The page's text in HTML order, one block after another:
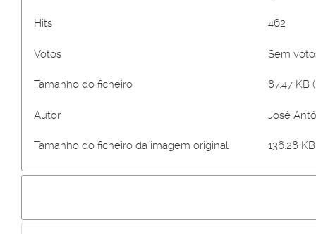
Hits 462
Votos Sem
Tamanho do ficheiro 87.47 KB
Autor José
Tamanho do ficheiro da imagem original 136.28